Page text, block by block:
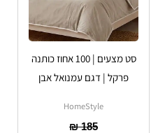
סט מצעים | 100 אחוז כותנה
פרקל | דגם עמנואל אבן
HomeStyle
₪185
את
האפשרויות
בעמוד
המוצר